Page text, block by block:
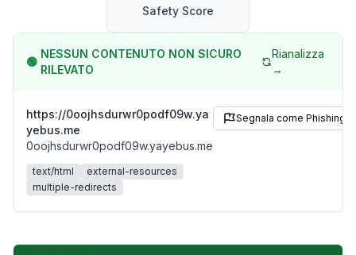
Safety Score
🟢
NESSUN CONTENUTO NON SICURO
RILEVATO
Rianalizza
→
https://0oojhsdurwr0podf09w.ya
yebus.me
0oojhsdurwr0podf09w.yayebus.me
text/html
external-resources
multiple-redirects
Segnala come Phishing